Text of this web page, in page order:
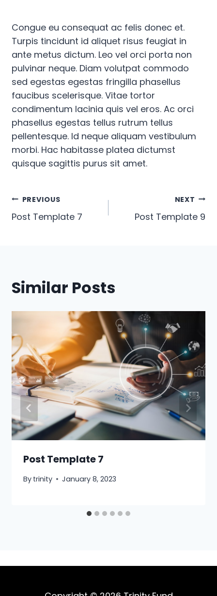
Congue eu consequat ac felis donec et.
Turpis tincidunt id aliquet risus feugiat in
ante metus dictum. Leo vel orci porta non
pulvinar neque. Diam volutpat commodo
sed egestas egestas fringilla phasellus
faucibus scelerisque. Vitae tortor
condimentum lacinia quis vel eros. Ac orci
phasellus egestas tellus rutrum tellus
pellentesque. Id neque aliquam vestibulum
morbi. Hac habitasse platea dictumst
quisque sagittis purus sit amet.
Post
navigation
PREVIOUS
Post Template 7
NEXT
Post Template 9
Similar Posts
Post Template 7
By trinity January 8, 2023